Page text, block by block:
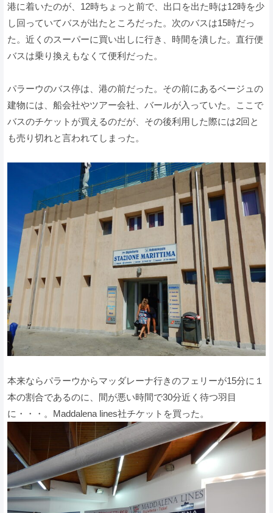
港に着いたのが、12時ちょっと前で、出口を出た時は12時を少
し回っていてバスが出たところだった。次のバスは15時だっ
た。近くのスーパーに買い出しに行き、時間を潰した。直行便
バスは乗り換えもなくて便利だった。
パラーウのバス停は、港の前だった。その前にあるベージュの
建物には、船会社やツアー会社、バールが入っていた。ここで
バスのチケットが買えるのだが、その後利用した際には2回と
も売り切れと言われてしまった。
本来ならパラーウからマッダレーナ行きのフェリーが15分に１
本の割合であるのに、間が悪い時間で30分近く待つ羽目
に・・・。Maddalena lines社チケットを買った。